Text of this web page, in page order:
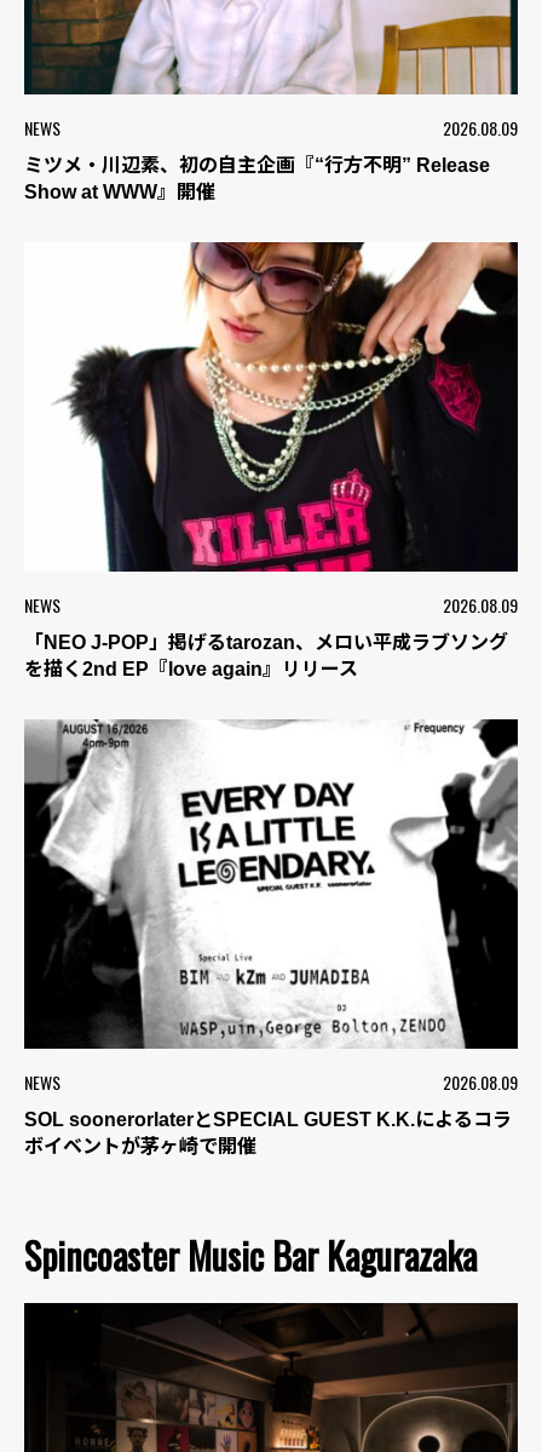
NEWS 2026.08.09
ミツメ・川辺素、初の自主企画『“行方不明” Release
Show at WWW』開催
NEWS 2026.08.09
「NEO J-POP」掲げるtarozan、メロい平成ラブソング
を描く2nd EP『love again』リリース
NEWS 2026.08.09
SOL soonerorlaterとSPECIAL GUEST K.K.によるコラ
ボイベントが茅ヶ崎で開催
Spincoaster Music Bar Kagurazaka